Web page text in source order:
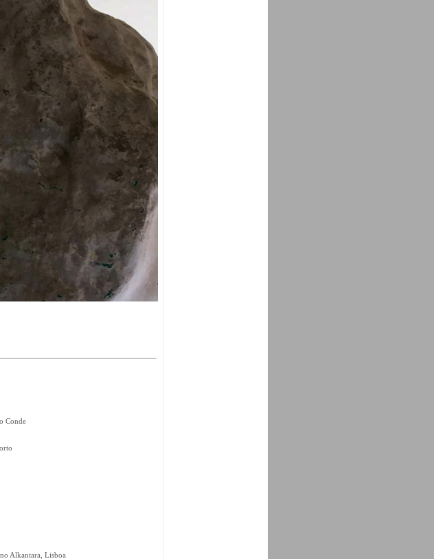
Conde
Alkantara, Lisboa